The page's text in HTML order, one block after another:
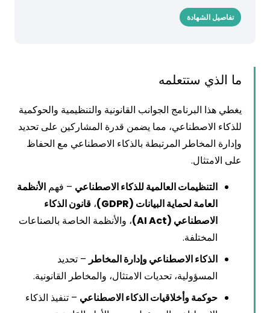
تفاصيل الشهادة
ما الذي ستتعلمه
يغطي هذا البرنامج الجوانب القانونية والتنظيمية والحوكمية
للذكاء الاصطناعي، مما يضمن قدرة المشاركين على تحديد
وإدارة المخاطر المرتبطة بالذكاء الاصطناعي مع الحفاظ
على الامتثال.
التنظيمات العالمية للذكاء الاصطناعي – فهم الأنظمة
العامة لحماية البيانات (GDPR)
، قانون الذكاء
الاصطناعي (AI Act)
، والأنظمة الخاصة بالصناعات
المختلفة.
الذكاء الاصطناعي وإدارة المخاطر – تحديد
المسؤولية، تحديات الامتثال، والمخاطر القانونية.
حوكمة وأخلاقيات الذكاء الاصطناعي – تنفيذ الذكاء